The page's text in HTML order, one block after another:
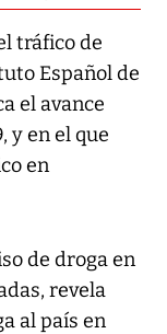
tráfico de
Español de
el avance
y en el que
en
de droga en
revela
al país en